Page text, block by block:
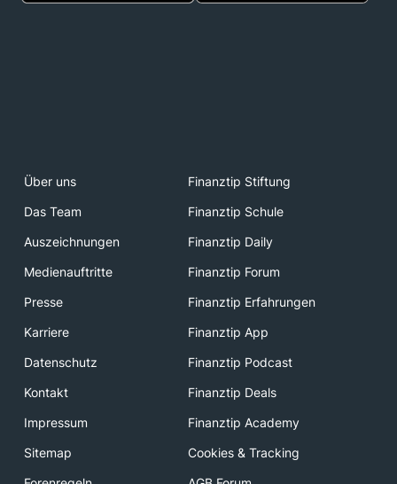
Über uns
Finanztip Stiftung
Das Team
Finanztip Schule
Auszeichnungen
Finanztip Daily
Medienauftritte
Finanztip Forum
Presse
Finanztip Erfahrungen
Karriere
Finanztip App
Datenschutz
Finanztip Podcast
Kontakt
Finanztip Deals
Impressum
Finanztip Academy
Sitemap
Cookies & Tracking